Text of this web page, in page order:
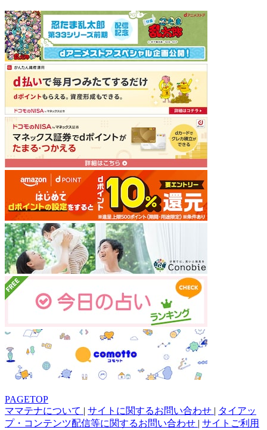
PAGETOP
ママテナについて | サイトに関するお問い合わせ | タイアッ
プ・コンテンツ配信等に関するお問い合わせ | サイトご利用